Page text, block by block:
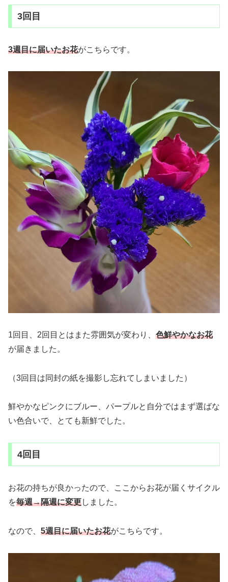
3回目
3週目に届いたお花がこちらです。
1回目、2回目とはまた雰囲気が変わり、 色鮮やかなお花
が届きました。
（3回目は同封の紙を撮影し忘れてしまいました）
鮮やかなピンクにブルー、パープルと自分ではまず選ばな
い色合いで、とても新鮮でした。
4回目
お花の持ちが良かったので、ここからお花が届くサイクル
を毎週→隔週に変更しました。
なので、 5週目に届いたお花がこちらです。